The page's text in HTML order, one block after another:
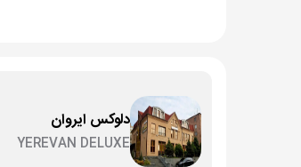
دلوکس ایروان
YEREVAN DELUXE